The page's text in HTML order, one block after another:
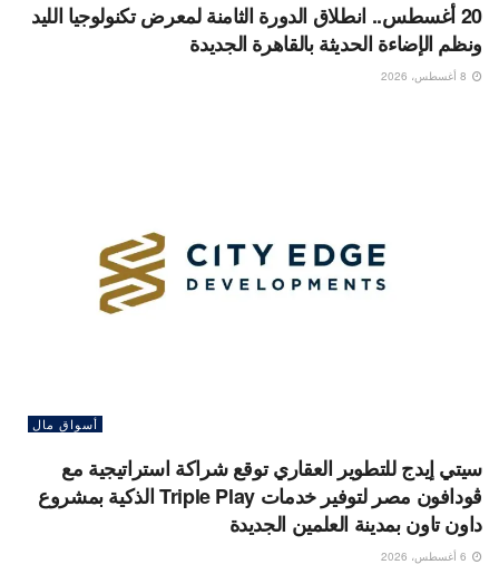
20 أغسطس.. انطلاق الدورة الثامنة لمعرض تكنولوجيا الليد
ونظم الإضاءة الحديثة بالقاهرة الجديدة
أسواق مال
سيتي إيدج للتطوير العقاري توقع شراكة استراتيجية مع
ڤودافون مصر لتوفير خدمات Triple Play الذكية بمشروع
داون تاون بمدينة العلمين الجديدة